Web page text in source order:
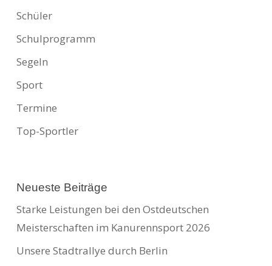
Schüler
Schulprogramm
Segeln
Sport
Termine
Top-Sportler
Neueste Beiträge
Starke Leistungen bei den Ostdeutschen
Meisterschaften im Kanurennsport 2026
Unsere Stadtrallye durch Berlin